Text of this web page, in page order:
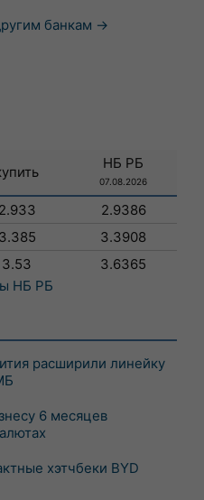
банкам →
НБ РБ
07.08.2026
2.933
2.9386
3.385
3.3908
3.53
3.6365
НБ РБ
расширили линейку
6 месяцев
хэтчбеки BYD